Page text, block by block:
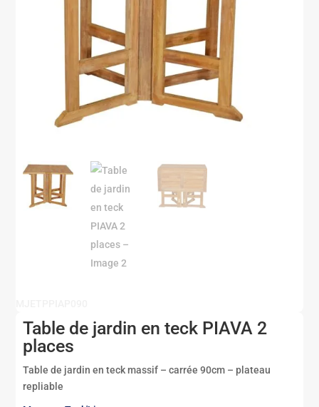
Table de jardin en teck PIAVA 2
places
Table de jardin en teck massif – carrée 90cm – plateau
repliable